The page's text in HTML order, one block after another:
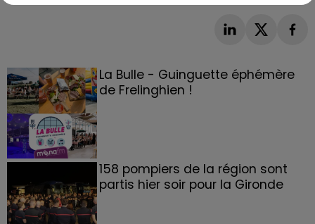
La Bulle - Guinguette éphémère
de Frelinghien !
158 pompiers de la région sont
partis hier soir pour la Gironde